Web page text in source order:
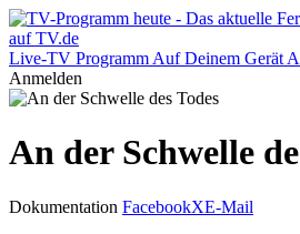
Live-TV Programm Auf Deinem Gerät
Anmelden
An der Schwelle
Dokumentation FacebookXE-Mail